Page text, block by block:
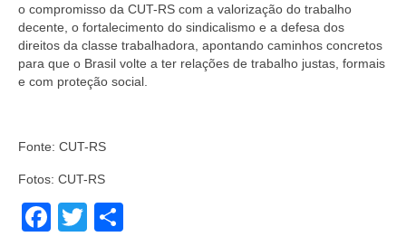
o compromisso da CUT-RS com a valorização do trabalho
decente, o fortalecimento do sindicalismo e a defesa dos
direitos da classe trabalhadora, apontando caminhos concretos
para que o Brasil volte a ter relações de trabalho justas, formais
e com proteção social.
Fonte: CUT-RS
Fotos: CUT-RS
Facebook
Twitter